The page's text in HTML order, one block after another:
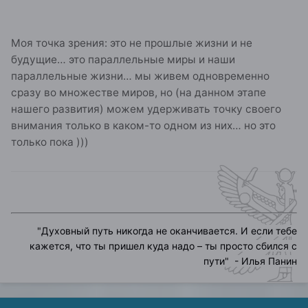
Моя точка зрения: это не прошлые жизни и не
будущие… это параллельные миры и наши
параллельные жизни… мы живем одновременно
сразу во множестве миров, но (на данном этапе
нашего развития) можем удерживать точку своего
внимания только в каком-то одном из них… но это
только пока )))
"
"Духовный путь никогда не оканчивается. И если тебе
кажется, что ты пришел куда надо – ты просто сбился с
пути" - Илья Панин